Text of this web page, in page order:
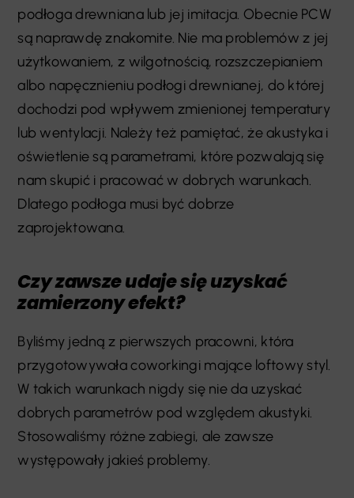
podłoga drewniana lub jej imitacja. Obecnie PCW
są naprawdę znakomite. Nie ma problemów z jej
użytkowaniem, z wilgotnością, rozszczepianiem
albo napęcznieniu podłogi drewnianej, do której
dochodzi pod wpływem zmienionej temperatury
lub wentylacji. Należy też pamiętać, że akustyka i
oświetlenie są parametrami, które pozwalają się
nam skupić i pracować w dobrych warunkach.
Dlatego podłoga musi być dobrze
zaprojektowana.
Czy zawsze udaje się uzyskać
zamierzony efekt?
Byliśmy jedną z pierwszych pracowni, która
przygotowywała coworkingi mające loftowy styl.
W takich warunkach nigdy się nie da uzyskać
dobrych parametrów pod względem akustyki.
Stosowaliśmy różne zabiegi, ale zawsze
występowały jakieś problemy.